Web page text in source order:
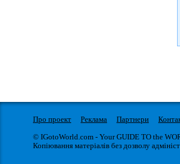
Про проект Реклама Партнери
© IGotoWorld.com - Your GUIDE TO the
Копіювання матеріалів без дозволу